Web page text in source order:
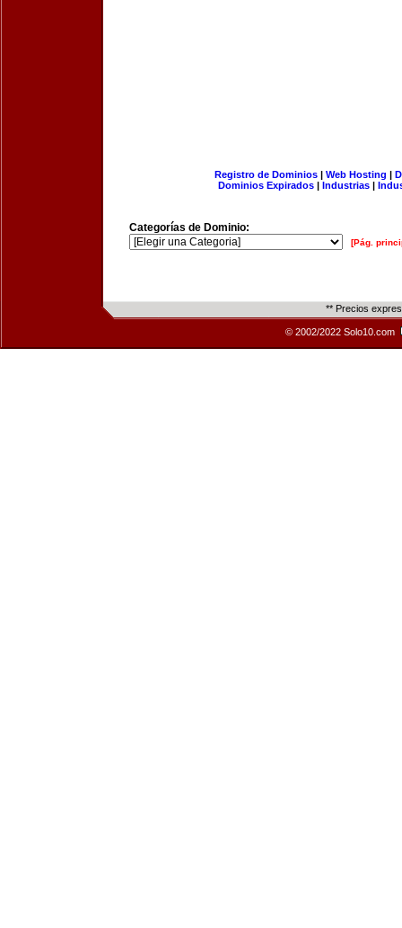
Registro de Dominios| Web Hosting |
Dominios Expirados | Industrias |
Categorías de Dominio:
[Pág.
** Precios
© 2002/2022 Solo10.com